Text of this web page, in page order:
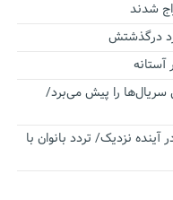
درگذشتش
سریال‌ها را پیش می‌برد/
آینده نزدیک/ تردد بانوان با